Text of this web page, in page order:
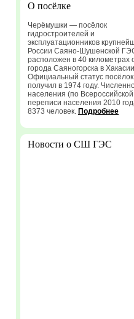
О посёлке
Черёмушки — посёлок
гидростроителей и
эксплуатационников
России Саяно-Шушенской
расположен в 40 километрах
города Саяногорска в
Официальный статус посёлок
получил в 1974 году.
населения (по Всероссийской
переписи населения 2010
8373 человек. Подробнее
Новости о СШ ГЭС